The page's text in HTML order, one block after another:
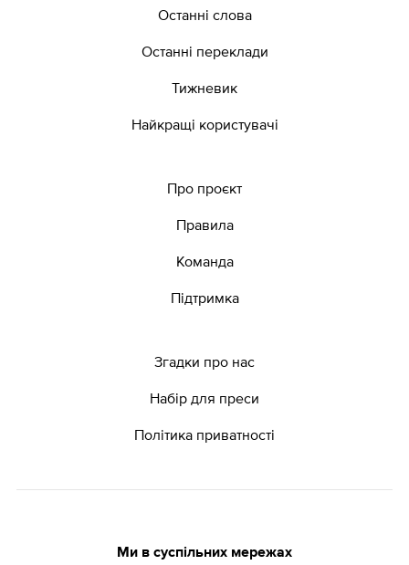
Останні слова
Останні переклади
Тижневик
Найкращі користувачі
Про проєкт
Правила
Команда
Підтримка
Згадки про нас
Набір для преси
Політика приватності
Ми в суспільних мережах